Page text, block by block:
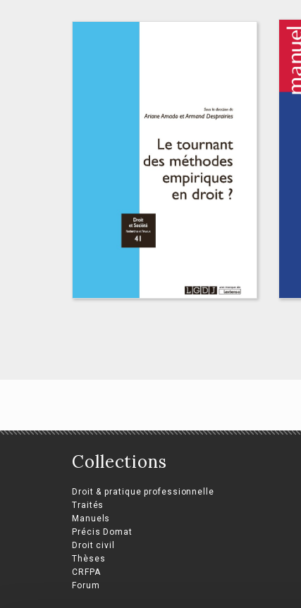
méthodes empiriques
en droit ?
Ariane Amado, Armand
Desprairies
Collections
Droit & pratique professionnelle
Traités
Manuels
Précis Domat
Droit civil
Thèses
CRFPA
Forum